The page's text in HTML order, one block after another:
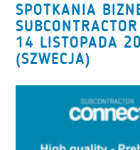
SPOTKANIA
14 LISTOPADA
(SZWECJA)